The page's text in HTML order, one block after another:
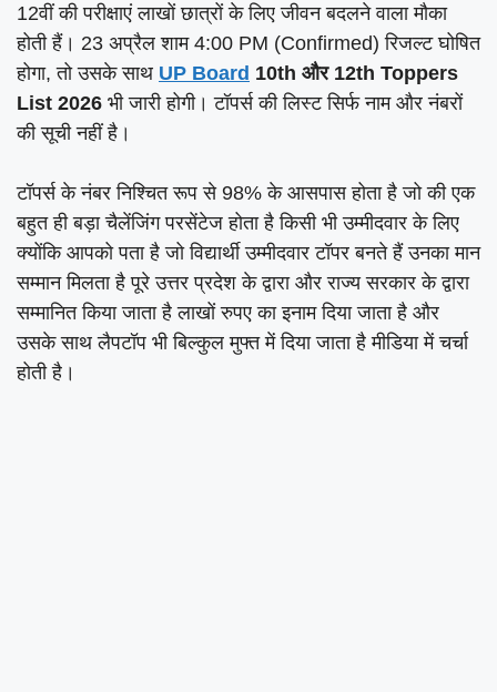
12वीं की परीक्षाएं लाखों छात्रों के लिए जीवन बदलने वाला मौका
होती हैं। 23 अप्रैल शाम 4:00 PM (Confirmed) रिजल्ट घोषित
होगा, तो उसके साथ UP Board 10th और 12th Toppers
List 2026 भी जारी होगी। टॉपर्स की लिस्ट सिर्फ नाम और नंबरों
की सूची नहीं है।
टॉपर्स के नंबर निश्चित रूप से 98% के आसपास होता है जो की एक
बहुत ही बड़ा चैलेंजिंग परसेंटेज होता है किसी भी उम्मीदवार के लिए
क्योंकि आपको पता है जो विद्यार्थी उम्मीदवार टॉपर बनते हैं उनका मान
सम्मान मिलता है पूरे उत्तर प्रदेश के द्वारा और राज्य सरकार के द्वारा
सम्मानित किया जाता है लाखों रुपए का इनाम दिया जाता है और
उसके साथ लैपटॉप भी बिल्कुल मुफ्त में दिया जाता है मीडिया में चर्चा
होती है।